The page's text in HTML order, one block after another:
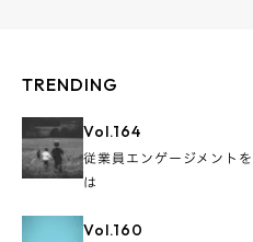
TRENDING
Vol.164
従業員エンゲージメント
は
Vol.160